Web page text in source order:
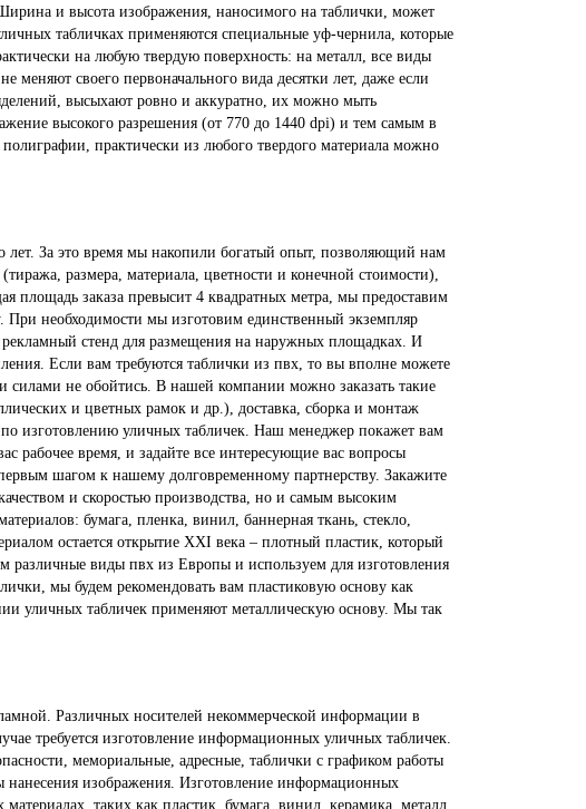
и высота изображения, наносимого на таблички, может
табличках применяются специальные уф-чернила, которые
на любую твердую поверхность: на металл, все виды
своего первоначального вида десятки лет, даже если
высыхают ровно и аккуратно, их можно мыть
высокого разрешения (от 770 до 1440 dpi) и тем самым в
практически из любого твердого материала можно
За это время мы накопили богатый опыт, позволяющий нам
размера, материала, цветности и конечной стоимости),
площадь заказа превысит 4 квадратных метра, мы предоставим
При необходимости мы изготовим единственный экземпляр
стенд для размещения на наружных площадках. И
Если вам требуются таблички из пвх, то вы вполне можете
силами не обойтись. В нашей компании можно заказать такие
и цветных рамок и др.), доставка, сборка и монтаж
изготовлению уличных табличек. Наш менеджер покажет вам
рабочее время, и задайте все интересующие вас вопросы
шагом к нашему долговременному партнерству. Закажите
и скоростью производства, но и самым высоким
бумага, пленка, винил, баннерная ткань, стекло,
остается открытие XXI века – плотный пластик, который
различные виды пвх из Европы и используем для изготовления
мы будем рекомендовать вам пластиковую основу как
уличных табличек применяют металлическую основу. Мы так
Различных носителей некоммерческой информации в
требуется изготовление информационных уличных табличек.
мемориальные, адресные, таблички с графиком работы
нанесения изображения. Изготовление информационных
таких как пластик, бумага, винил, керамика, металл,